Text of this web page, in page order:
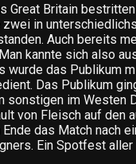
Great Britain
in
Auch bereits
kannte sich also
wurde das Publikum
Das Publikum
sonstigen im Westen
von Fleisch auf den
das Match nach
Ein Spotfest aller